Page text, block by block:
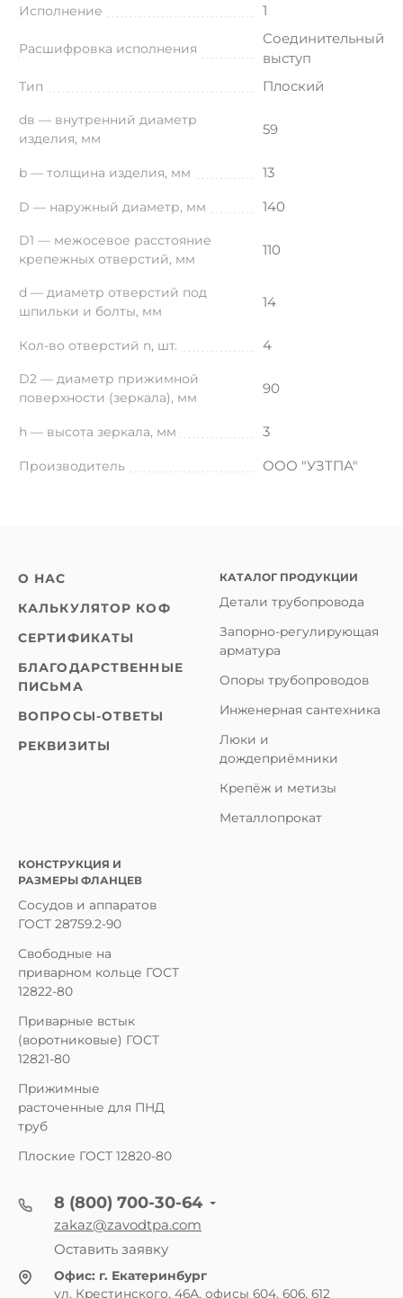
Исполнение 1
Расшифровка исполнения
Соединительный
выступ
Тип Плоский
dв — внутренний диаметр
изделия, мм
59
b — толщина изделия, мм 13
D — наружный диаметр, мм 140
D1 — межосевое расстояние
крепежных отверстий, мм
110
d — диаметр отверстий под
шпильки и болты, мм
14
Кол-во отверстий n, шт. 4
D2 — диаметр прижимной
поверхности (зеркала), мм
90
h — высота зеркала, мм 3
Производитель ООО "УЗТПА"
О НАС
КАЛЬКУЛЯТОР КОФ
СЕРТИФИКАТЫ
БЛАГОДАРСТВЕННЫЕ
ПИСЬМА
ВОПРОСЫ-ОТВЕТЫ
РЕКВИЗИТЫ
КАТАЛОГ ПРОДУКЦИИ
Детали трубопровода
Запорно-регулирующая
арматура
Опоры трубопроводов
Инженерная сантехника
Люки и
дождеприёмники
Крепёж и метизы
Металлопрокат
КОНСТРУКЦИЯ И
РАЗМЕРЫ ФЛАНЦЕВ
Сосудов и аппаратов
ГОСТ 28759.2-90
Свободные на
приварном кольце ГОСТ
12822-80
Приварные встык
(воротниковые) ГОСТ
12821-80
Прижимные
расточенные для ПНД
труб
Плоские ГОСТ 12820-80
8 (800) 700-30-64
zakaz@zavodtpa.com
Оставить заявку
Офис: г. Екатеринбург
ул. Крестинского, 46А, офисы 604, 606, 612